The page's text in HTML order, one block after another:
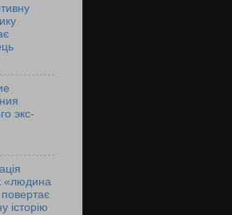
экс-
«людина
історію